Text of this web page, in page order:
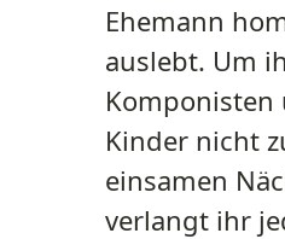
Ehemann
auslebt. Um
Kinder nicht
einsamen
verlangt ihr